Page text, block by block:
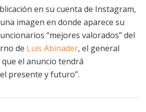
en su cuenta de Instagram,
imagen en donde aparece su
“mejores valorados” del
de Luis Abinader, el general
el anuncio tendrá
presente y futuro”.